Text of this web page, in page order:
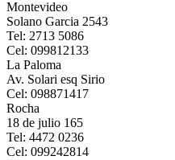
Montevideo
Solano Garcia 2543
Tel: 2713 5086
Cel: 099812133
La Paloma
Av. Solari esq Sirio
Cel: 098871417
Rocha
18 de julio 165
Tel: 4472 0236
Cel: 099242814